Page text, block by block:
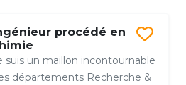
procédé en
suis un maillon incontournable
départements Recherche &